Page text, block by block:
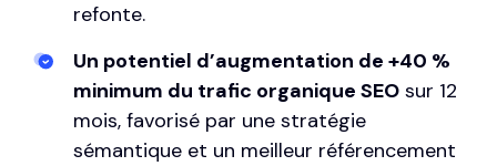
refonte.
Un potentiel d’augmentation de +40 %
minimum du trafic organique SEO sur 12
mois, favorisé par une stratégie
sémantique et un meilleur référencement